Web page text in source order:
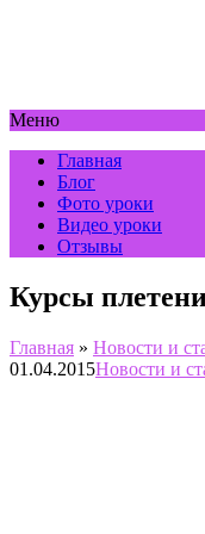
Меню
Главная
Блог
Фото уроки
Видео уроки
Отзывы
Курсы
Главная » Новости и
01.04.2015Новости и